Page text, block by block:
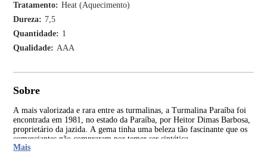
Tratamento
Heat (Aquecimento)
Dureza
7,5
Quantidade
1
Qualidade
AAA
Sobre
A mais valorizada e rara entre as turmalinas, a Turmalina Paraíba foi
encontrada em 1981, no estado da Paraíba, por Heitor Dimas Barbosa,
proprietário da jazida. A gema tinha uma beleza tão fascinante que os
comerciantes não compraram por temer ser sintética.
Mais